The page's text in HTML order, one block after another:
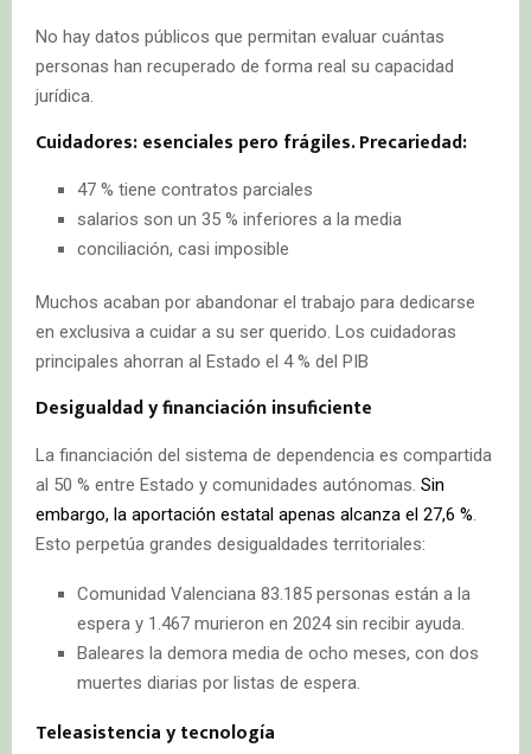
No hay datos públicos que permitan evaluar cuántas
personas han recuperado de forma real su capacidad
jurídica.
Cuidadores: esenciales pero frágiles. Precariedad:
47 % tiene contratos parciales
salarios son un 35 % inferiores a la media
conciliación, casi imposible
Muchos acaban por abandonar el trabajo para dedicarse
en exclusiva a cuidar a su ser querido. Los cuidadoras
principales ahorran al Estado el 4 % del PIB
Desigualdad y financiación insuficiente
La financiación del sistema de dependencia es compartida
al 50 % entre Estado y comunidades autónomas. Sin
embargo, la aportación estatal apenas alcanza el 27,6 %.
Esto perpetúa grandes desigualdades territoriales:
Comunidad Valenciana 83.185 personas están a la
espera y 1.467 murieron en 2024 sin recibir ayuda.
Baleares la demora media de ocho meses, con dos
muertes diarias por listas de espera.
Teleasistencia y tecnología